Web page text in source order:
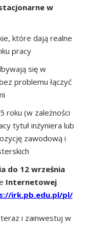
w
które dają realne
pracy
się w
problemu łączyć
roku (w zależności
tytuł inżyniera lub
zawodową i
do 12 września
Internetowej
irk.pb.edu.pl/pl/
i zainwestuj w